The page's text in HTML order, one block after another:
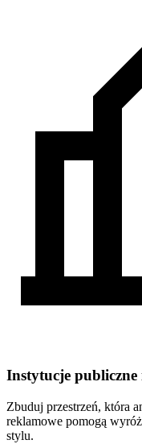
Instytucje publiczne
Zbuduj przestrzeń, która
reklamowe pomogą
stylu.